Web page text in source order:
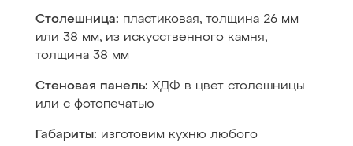
Столешница: пластиковая, толщина 26 мм
или 38 мм; из искусственного камня,
толщина 38 мм
Стеновая панель: ХДФ в цвет столешницы
или с фотопечатью
Габариты: изготовим кухню любого